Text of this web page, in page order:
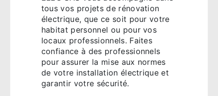
tous vos projets de rénovation
électrique, que ce soit pour votre
habitat personnel ou pour vos
locaux professionnels. Faites
confiance à des professionnels
pour assurer la mise aux normes
de votre installation électrique et
garantir votre sécurité.